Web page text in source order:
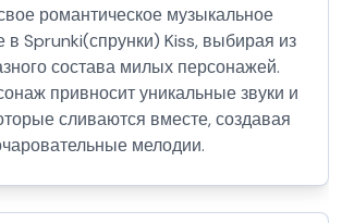
романтическое музыкальное
в Sprunki(спрунки) Kiss, выбирая из
состава милых персонажей.
привносит уникальные звуки и
сливаются вместе, создавая
мелодии.